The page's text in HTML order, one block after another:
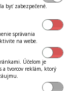
mnoho agendy
prehliadačoch
byť zabezpečené.
správania
na webe.
Účelom je
a tvorcov reklám, ktorý